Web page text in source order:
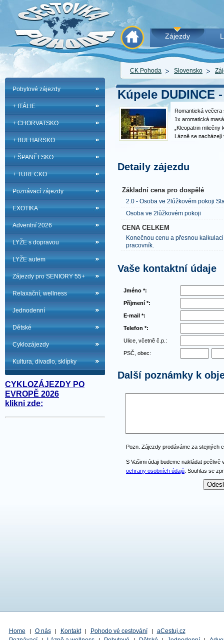
Zájezdy
CK Pohoda Slovensko
Pobytové zájezdy
+ ITÁLIE
+ CHORVATSKO
+ BULHARSKO
+ ŠPANĚLSKO
+ TURECKO
Poznávací zájezdy
EXOTIKA
Adventní 2026
LYŽE s dopravou
LYŽE autem
Zájezdy pro SENIORY 55+
Relaxační, wellness
Jednodenní
Dětské
Cyklozájezdy
Kultura, divadlo, sklípky
CYKLOZÁJEZDY PO
EVROPĚ 2026
klikni zde:
Kúpele DUDINCE
Romantická večera
1x aromatická
„Kleopatrin
Lázně se
Detaily zájezdu
Základní cena pro dospělé
2.0 - Osoba ve 2lůžkovém pokoji
Osoba ve 2lůžkovém pokoji
CENA CELKEM
Konečnou cenu a přesnou
pracovník.
Vaše kontaktní údaje
Jméno *:
Příjmení *:
E-mail *:
Telefon *:
Ulice, včetně č.p.:
PSČ, obec:
Další poznámky k
Pozn. Zájezdy prodáváme za stejných
S Vašimi údaji budeme nakládat
ochrany osobních údajů . Souhlas se
Home | O nás | Kontakt | Pohodo vé cestování |
aCestuj.cz